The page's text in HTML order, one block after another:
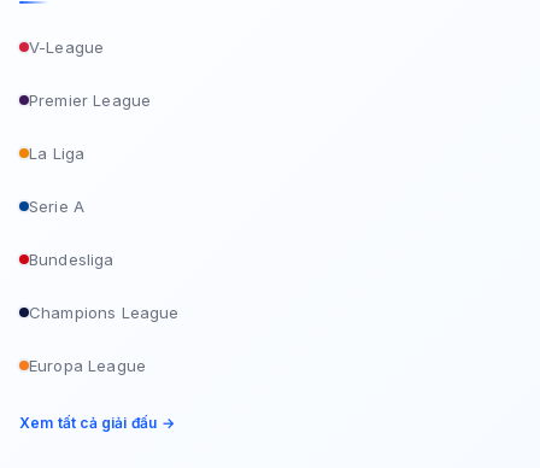
V-League
Premier League
La Liga
Serie A
Bundesliga
Champions League
Europa League
Xem tất cả giải đấu →